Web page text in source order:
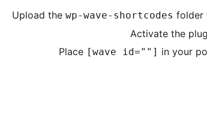
Upload the wp-wave-shortcodes folder
Activate the
Place [wave id=""] in your